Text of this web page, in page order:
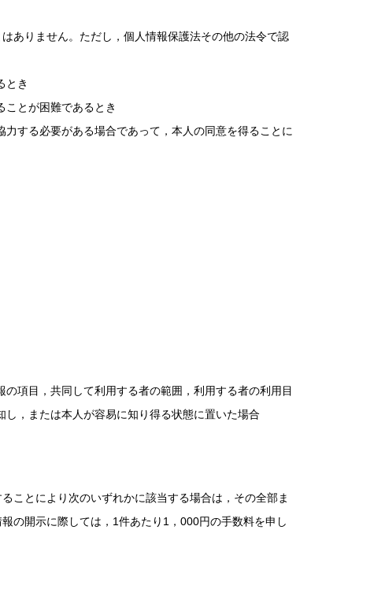
ありません。ただし，個人情報保護法その他の法令で認
とき
とが困難であるとき
する必要がある場合であって，本人の同意を得ることに
項目，共同して利用する者の範囲，利用する者の利用目
，または本人が容易に知り得る状態に置いた場合
ことにより次のいずれかに該当する場合は，その全部ま
の開示に際しては，1件あたり1，000円の手数料を申し